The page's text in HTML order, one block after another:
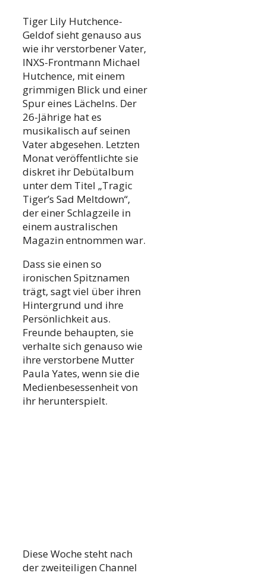
Tiger Lily Hutchence-
Geldof sieht genauso aus
wie ihr verstorbener Vater,
INXS-Frontmann Michael
Hutchence, mit einem
grimmigen Blick und einer
Spur eines Lächelns. Der
26-Jährige hat es
musikalisch auf seinen
Vater abgesehen. Letzten
Monat veröffentlichte sie
diskret ihr Debütalbum
unter dem Titel „Tragic
Tiger’s Sad Meltdown“,
der einer Schlagzeile in
einem australischen
Magazin entnommen war.
Dass sie einen so
ironischen Spitznamen
trägt, sagt viel über ihren
Hintergrund und ihre
Persönlichkeit aus.
Freunde behaupten, sie
verhalte sich genauso wie
ihre verstorbene Mutter
Paula Yates, wenn sie die
Medienbesessenheit von
ihr herunterspielt.
Diese Woche steht nach
der zweiteiligen Channel